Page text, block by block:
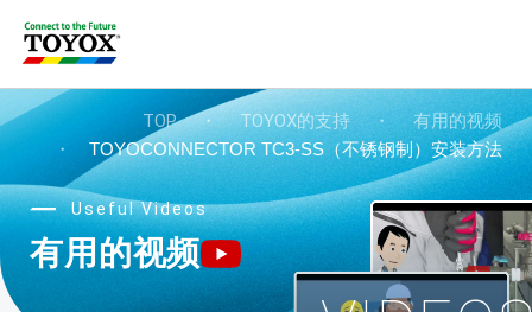
TOP ・ TOYOX的支持 ・
有用的视频
・
TOYOCONNECTOR TC3-SS（不锈钢制）安装方法
Useful Videos
有用的视频